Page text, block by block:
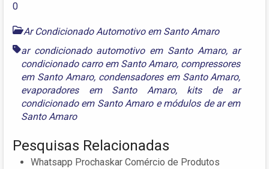
Ar Condicionado Automotivo em Santo Amaro
ar condicionado automotivo em Santo Amaro, ar
condicionado carro em Santo Amaro, compressores
em Santo Amaro, condensadores em Santo Amaro,
evaporadores em Santo Amaro, kits de ar
condicionado em Santo Amaroemódulos de ar em
Santo Amaro
Pesquisas Relacionadas
Whatsapp Prochaskar Comércio de Produtos